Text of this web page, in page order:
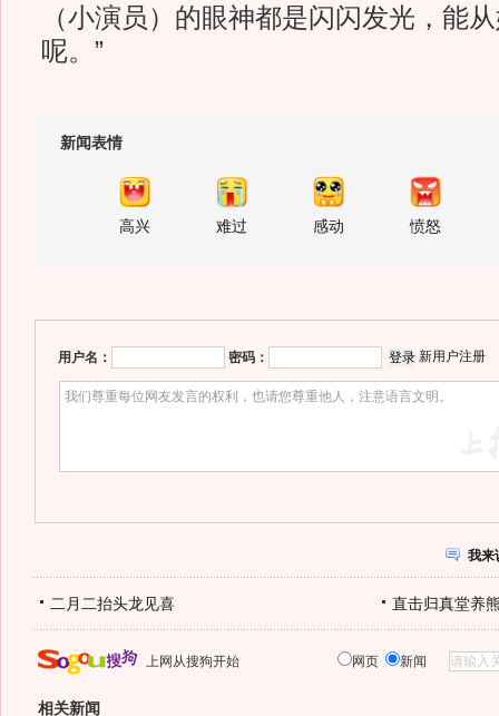
（小演员）的眼神都是闪闪发光，能
呢。”
新闻表情
高兴 难过 感动 愤怒
用户名： 密码： 新用户注册
我来
二月二抬头龙见喜 直击归真堂养
上网从搜狗开始 网页 新闻
相关新闻